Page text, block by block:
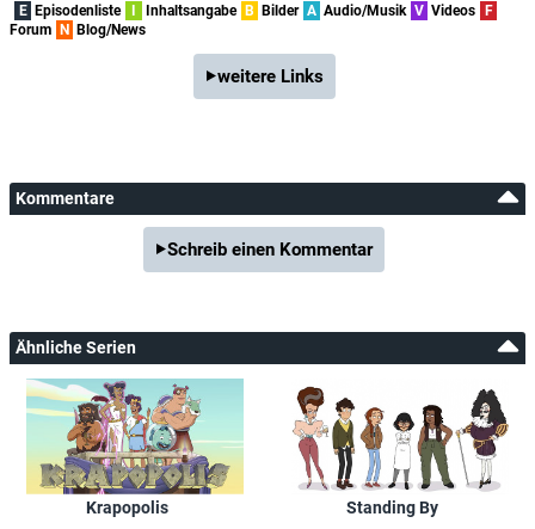
E Episodenliste I Inhaltsangabe B Bilder A Audio/Musik V Videos F
Forum N Blog/News
weitere Links
Kommentare
Schreib einen Kommentar
Ähnliche Serien
Krapopolis Standing By